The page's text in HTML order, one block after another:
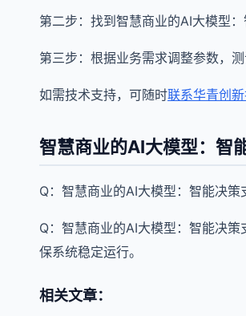
第二步：找到智慧商业的AI大模型
第三步：根据业务需求调整参数，测
如需技术支持，可随时联系华青创
智慧商业的AI大模型：智
Q：智慧商业的AI大模型：智能决
Q：智慧商业的AI大模型：智能决
保系统稳定运行。
相关文章：